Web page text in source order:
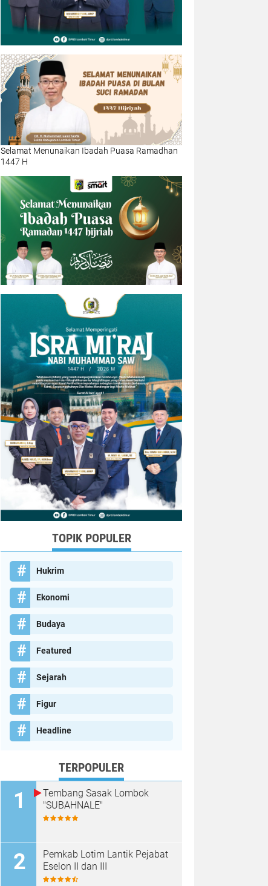
Selamat Menunaikan Ibadah Puasa Ramadhan
1447 H
TOPIK POPULER
Hukrim
Ekonomi
Budaya
Featured
Sejarah
Figur
Headline
TERPOPULER
Tembang Sasak Lombok
"SUBAHNALE"
Pemkab Lotim Lantik Pejabat
Eselon II dan III